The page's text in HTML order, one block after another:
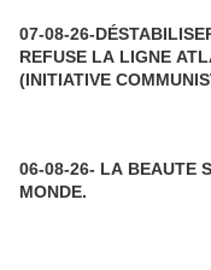
07-08-26-
REFUSE LA LIGNE
(INITIATIVE
06-08-26- LA BEAUTE
MONDE.